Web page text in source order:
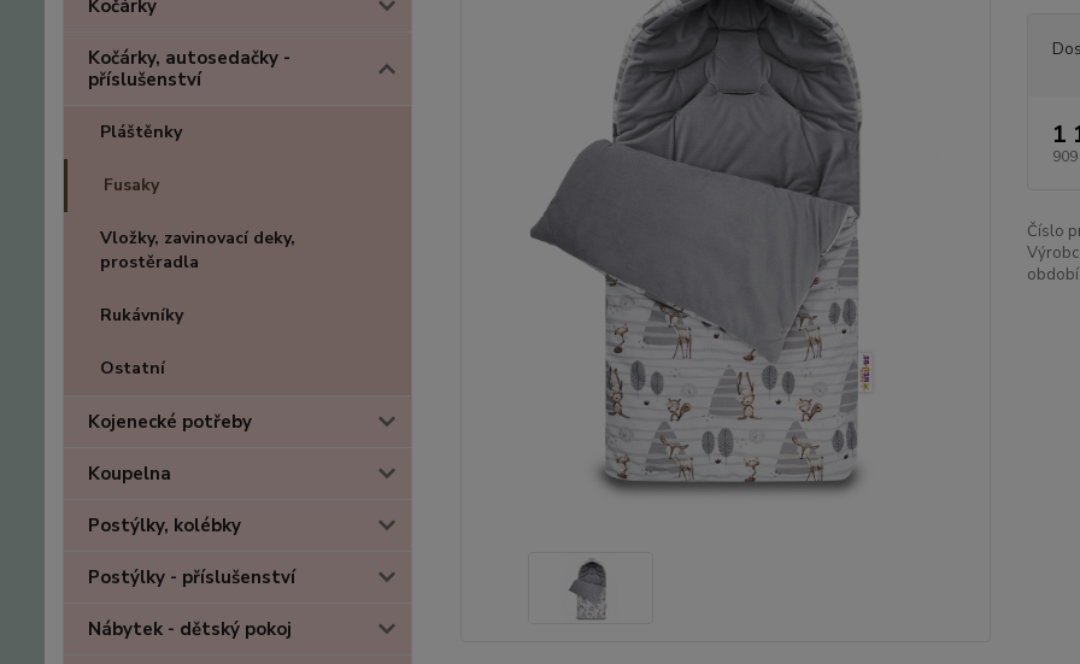
Kočárky
Kočárky, autosedačky -
příslušenství
Pláštěnky
Fusaky
Vložky, zavinovací deky,
prostěradla
Rukávníky
Ostatní
Kojenecké potřeby
Koupelna
Postýlky, kolébky
Postýlky - příslušenství
Nábytek - dětský pokoj
1
909
Číslo